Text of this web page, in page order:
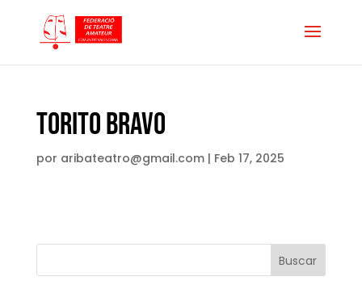
TORITO BRAVO
por aribateatro@gmail.com| Feb 17, 2025
Buscar